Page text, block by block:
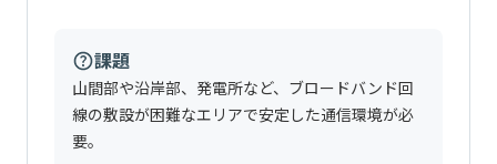
課題
山間部や沿岸部、発電所など、ブロードバンド回
線の敷設が困難なエリアで安定した通信環境が必
要。